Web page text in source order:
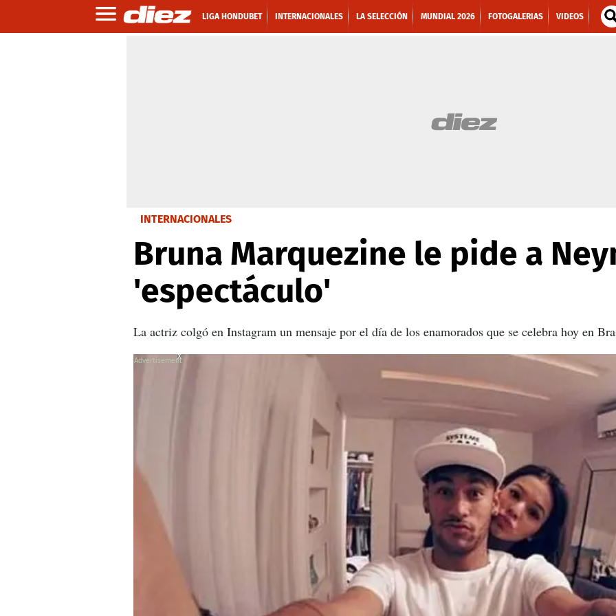
LIGA HONDUBET INTERNACIONALES LA SELECCIÓN MUNDIAL 2026 FOTOGALERIAS VIDEOS
INTERNACIONALES
Bruna Marquezine le pide a
'espectáculo'
La actriz colgó en Instagram un mensaje por el día de los enamorados que se celebra hoy en
X